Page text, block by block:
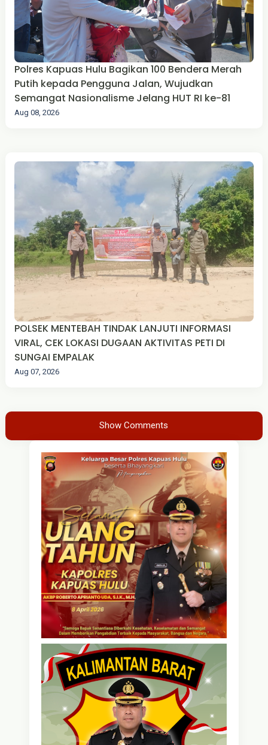
Polres Kapuas Hulu Bagikan 100 Bendera Merah
Putih kepada Pengguna Jalan, Wujudkan
Semangat Nasionalisme Jelang HUT RI ke-81
Aug 08, 2026
POLSEK MENTEBAH TINDAK LANJUTI INFORMASI
VIRAL, CEK LOKASI DUGAAN AKTIVITAS PETI DI
SUNGAI EMPALAK
Aug 07, 2026
Show Comments